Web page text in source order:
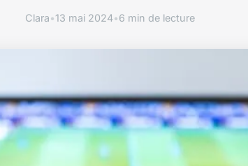
Clara•13 mai 2024•6 min de lecture